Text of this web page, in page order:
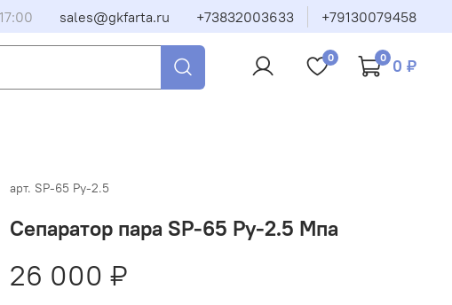
sales@gkfarta.ru +73832003633 +79130079458
0 0 0 ₽
арт. SP-65 Py-2.5
Сепаратор пара SP-65 Py-2.5 Мпа
26 000 ₽